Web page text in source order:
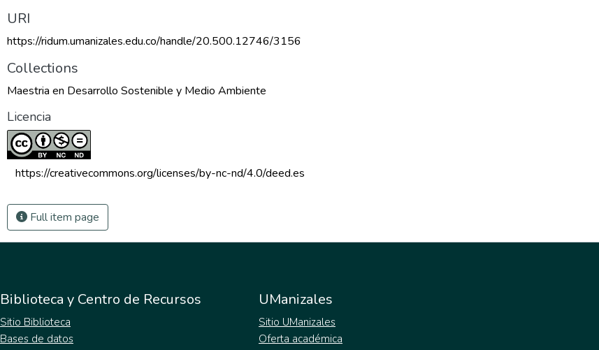
URI
https://ridum.umanizales.edu.co/handle/20.500.12746/3156
Collections
Maestria en Desarrollo Sostenible y Medio Ambiente
Licencia
https://creativecommons.org/licenses/by-nc-nd/4.0/deed.es
Full item page
Biblioteca y Centro de Recursos
Sitio Biblioteca
Bases de datos
UManizales
Sitio UManizales
Oferta académica